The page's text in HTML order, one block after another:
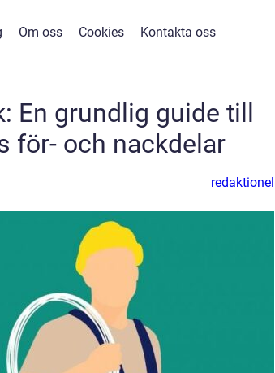
Om oss Cookies Kontakta oss
En grundlig guide till
för- och nackdelar
redaktionel